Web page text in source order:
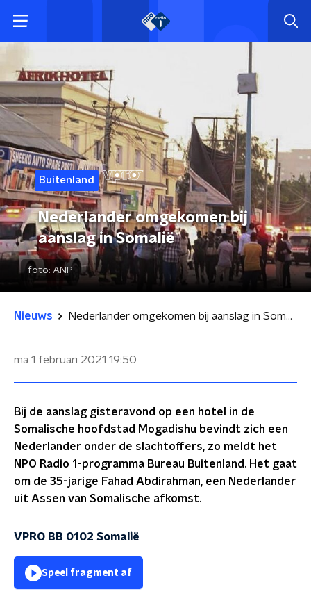
Buitenland
Nederlander omgekomen bij
aanslag in Somalië
foto: ANP
Nieuws Nederlander omgekomen bij aanslag in Somalië
ma 1 februari 2021 19:50
Bij de aanslag gisteravond op een hotel in de
Somalische hoofdstad Mogadishu bevindt zich een
Nederlander onder de slachtoffers, zo meldt het
NPO Radio 1-programma Bureau Buitenland. Het gaat
om de 35-jarige Fahad Abdirahman, een Nederlander
uit Assen van Somalische afkomst.
VPRO BB 0102 Somalië
Speel fragment af